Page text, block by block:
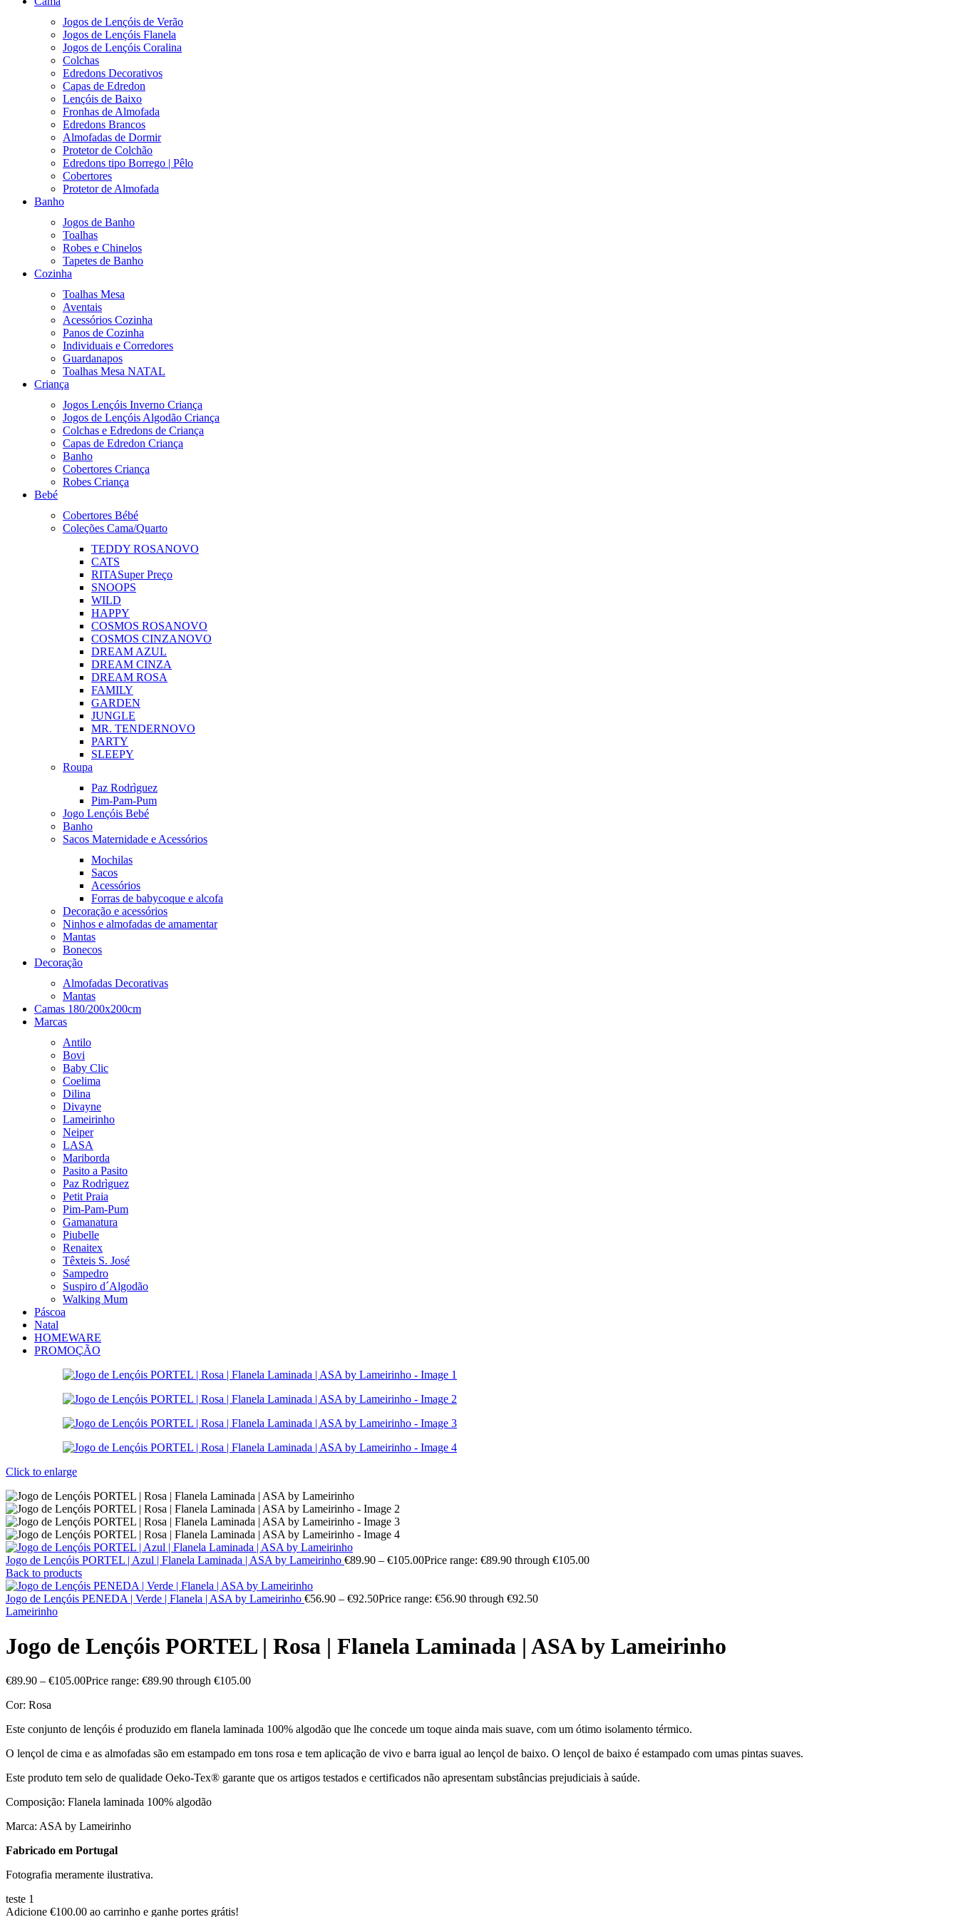
Jogos de Lençóis de Verão
Jogos de Lençóis Flanela
Jogos de Lençóis Coralina
Colchas
Edredons Decorativos
Capas de Edredon
Lençóis de Baixo
Fronhas de Almofada
Edredons Brancos
Almofadas de Dormir
Protetor de Colchão
Edredons tipo Borrego | Pêlo
Cobertores
Protetor de Almofada
Banho
Jogos de Banho
Toalhas
Robes e Chinelos
Tapetes de Banho
Cozinha
Toalhas Mesa
Aventais
Acessórios Cozinha
Panos de Cozinha
Individuais e Corredores
Guardanapos
Toalhas Mesa NATAL
Criança
Jogos Lençóis Inverno Criança
Jogos de Lençóis Algodão Criança
Colchas e Edredons de Criança
Capas de Edredon Criança
Banho
Cobertores Criança
Robes Criança
Bebé
Cobertores Bébé
Coleções Cama/Quarto
TEDDY ROSANOVO
CATS
RITASuper Preço
SNOOPS
WILD
HAPPY
COSMOS ROSANOVO
COSMOS CINZANOVO
DREAM AZUL
DREAM CINZA
DREAM ROSA
FAMILY
GARDEN
JUNGLE
MR. TENDERNOVO
PARTY
SLEEPY
Roupa
Paz Rodrìguez
Pim-Pam-Pum
Jogo Lençóis Bebé
Banho
Sacos Maternidade e Acessórios
Mochilas
Sacos
Acessórios
Forras de babycoque e alcofa
Decoração e acessórios
Ninhos e almofadas de amamentar
Mantas
Bonecos
Decoração
Almofadas Decorativas
Mantas
Camas 180/200x200cm
Marcas
Antilo
Bovi
Baby Clic
Coelima
Dilina
Divayne
Lameirinho
Neiper
LASA
Mariborda
Pasito a Pasito
Paz Rodrìguez
Petit Praia
Pim-Pam-Pum
Gamanatura
Piubelle
Renaitex
Têxteis S. José
Sampedro
Suspiro d´Algodão
Walking Mum
Páscoa
Natal
HOMEWARE
PROMOÇÃO
Click to enlarge
Jogo de Lençóis PORTEL | Azul | Flanela Laminada | ASA by Lameirinho €89.90 – €105.00Price range: €89.90 through €105.00
Back to products
Jogo de Lençóis PENEDA | Verde | Flanela | ASA by Lameirinho €56.90 – €92.50Price range: €56.90 through €92.50
Lameirinho
Jogo de Lençóis PORTEL | Rosa | Flanela Laminada | ASA by Lameirinho
€89.90 – €105.00Price range: €89.90 through €105.00
Cor: Rosa
Este conjunto de lençóis é produzido em flanela laminada 100% algodão que lhe concede um toque ainda mais suave, com um ótimo isolamento térmico.
O lençol de cima e as almofadas são em estampado em tons rosa e tem aplicação de vivo e barra igual ao lençol de baixo. O lençol de baixo é estampado com umas pintas suaves.
Este produto tem selo de qualidade Oeko-Tex® garante que os artigos testados e certificados não apresentam substâncias prejudiciais à saúde.
Composição: Flanela laminada 100% algodão
Marca: ASA by Lameirinho
Fabricado em Portugal
Fotografia meramente ilustrativa.
teste 1
Adicione €100.00 ao carrinho e ganhe portes grátis!